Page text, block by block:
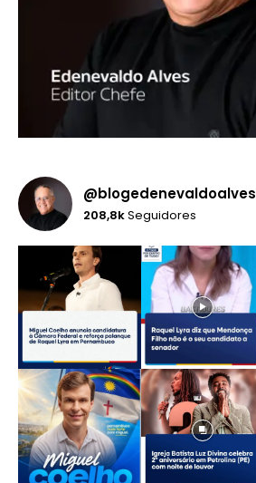
@blogedenevaldoalves
208,8kSeguidores